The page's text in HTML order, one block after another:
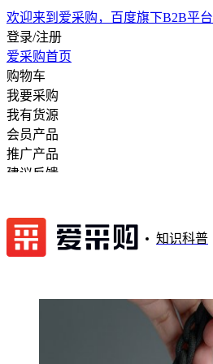
欢迎来到爱采购，百度旗下B2B平台
登录/注册
爱采购首页
购物车
我要采购
我有货源
会员产品
推广产品
建议反馈
知识科普